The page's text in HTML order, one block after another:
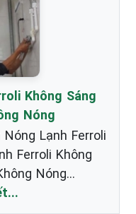
Không Sáng
Nóng
Lạnh Ferroli
Ferroli Không
Nóng...